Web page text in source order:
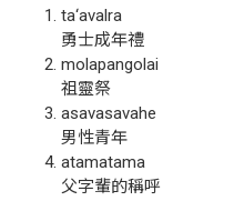
ta‘avalra
勇士成年禮
molapangolai
祖靈祭
asavasavahe
男性青年
atamatama
父字輩的稱呼